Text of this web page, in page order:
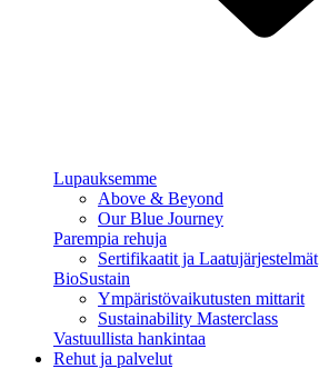
Lupauksemme
Above & Beyond
Our Blue Journey
Parempia rehuja
Sertifikaatit ja Laatujärjestelmät
BioSustain
Ympäristövaikutusten mittarit
Sustainability Masterclass
Vastuullista hankintaa
Rehut ja palvelut